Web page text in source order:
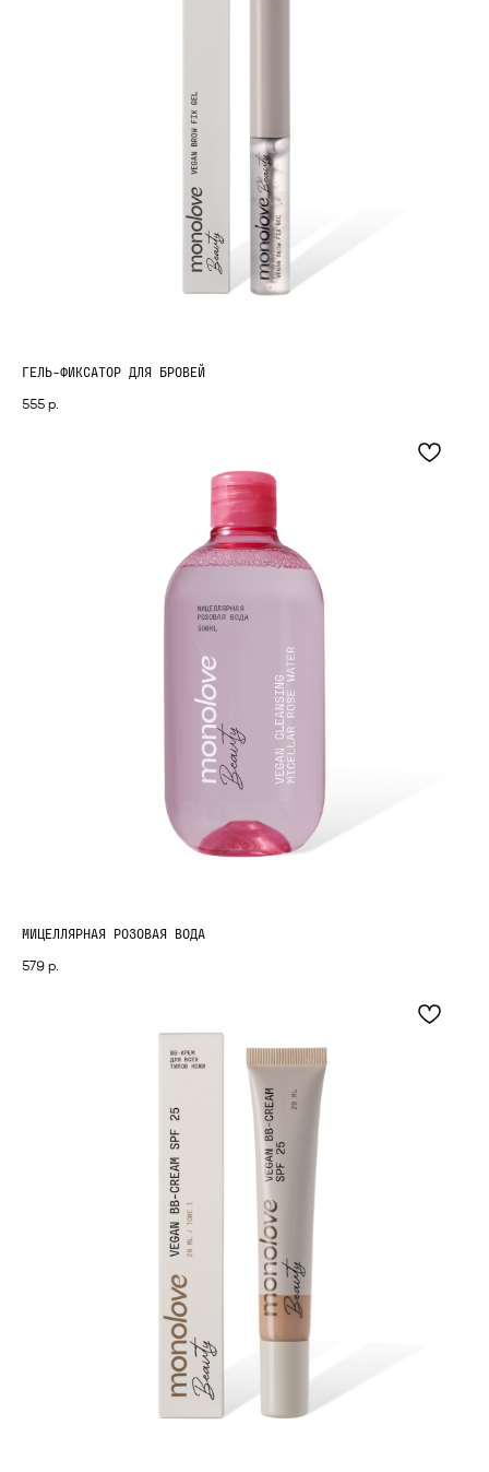
ГЕЛЬ-ФИКСАТОР ДЛЯ БРОВЕЙ
555р.
МИЦЕЛЛЯРНАЯ РОЗОВАЯ ВОДА
579р.